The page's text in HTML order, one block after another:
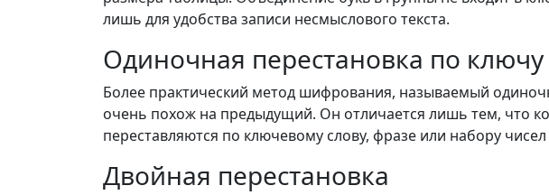
лишь для удобства записи несмыслового текста.
Одиночная перестановка по ключу
Более практический метод шифрования, называемый
очень похож на предыдущий. Он отличается лишь тем, что
переставляются по ключевому слову, фразе или набору
Двойная перестановка